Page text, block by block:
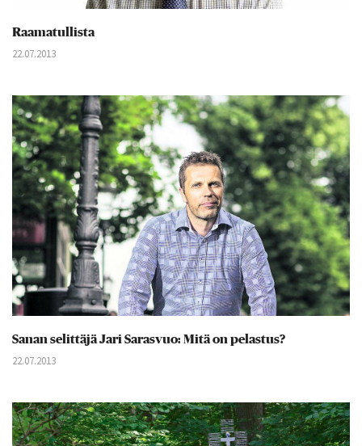
Raamatullista
22.07.2013
Sanan selittäjä Jari Sarasvuo: Mitä on pelastus?
22.07.2013